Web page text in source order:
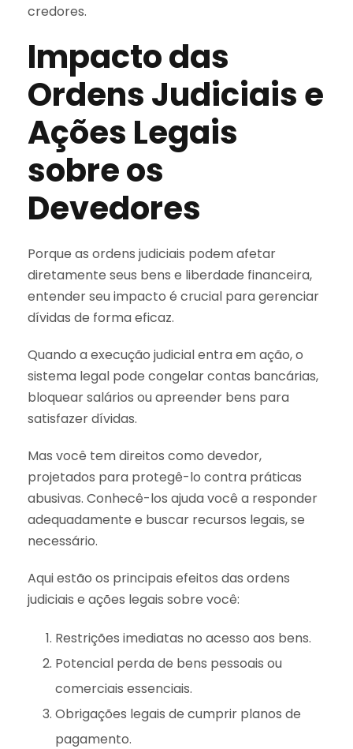
credores.
Impacto das
Ordens Judiciais e
Ações Legais
sobre os
Devedores
Porque as ordens judiciais podem afetar
diretamente seus bens e liberdade financeira,
entender seu impacto é crucial para gerenciar
dívidas de forma eficaz.
Quando a execução judicial entra em ação, o
sistema legal pode congelar contas bancárias,
bloquear salários ou apreender bens para
satisfazer dívidas.
Mas você tem direitos como devedor,
projetados para protegê-lo contra práticas
abusivas. Conhecê-los ajuda você a responder
adequadamente e buscar recursos legais, se
necessário.
Aqui estão os principais efeitos das ordens
judiciais e ações legais sobre você:
Restrições imediatas no acesso aos bens.
Potencial perda de bens pessoais ou
comerciais essenciais.
Obrigações legais de cumprir planos de
pagamento.